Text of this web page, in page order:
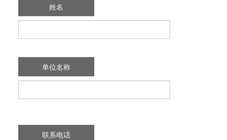
姓名
单位名称
联系电话